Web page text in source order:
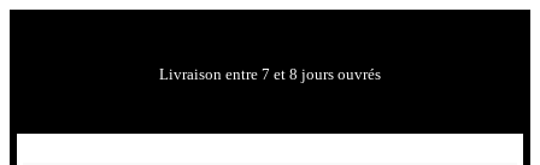
Livraison entre 7 et 8 jours ouvrés